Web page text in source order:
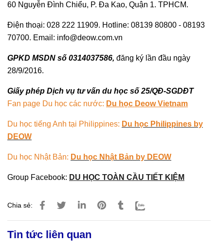
60 Nguyễn Đình Chiểu, P. Đa Kao, Quận 1. TPHCM.
Điện thoại: 028 222 11909. Hotline: 08139 80800 - 08193
70700. Email: info@deow.com.vn
GPKD MSDN số 0314037586, đăng ký lần đầu ngày
28/9/2016.
Giấy phép Dịch vụ tư vấn du học số 25/QĐ-SGDĐT
Fan page Du học các nước: Du học Deow Vietnam
Du học tiếng Anh tại Philippines: Du học Philippines by
DEOW
Du học Nhật Bản: Du học Nhật Bản by DEOW
Group Facebook: DU HỌC TOÀN CẦU TIẾT KIỆM
Chia sẻ:
Tin tức liên quan